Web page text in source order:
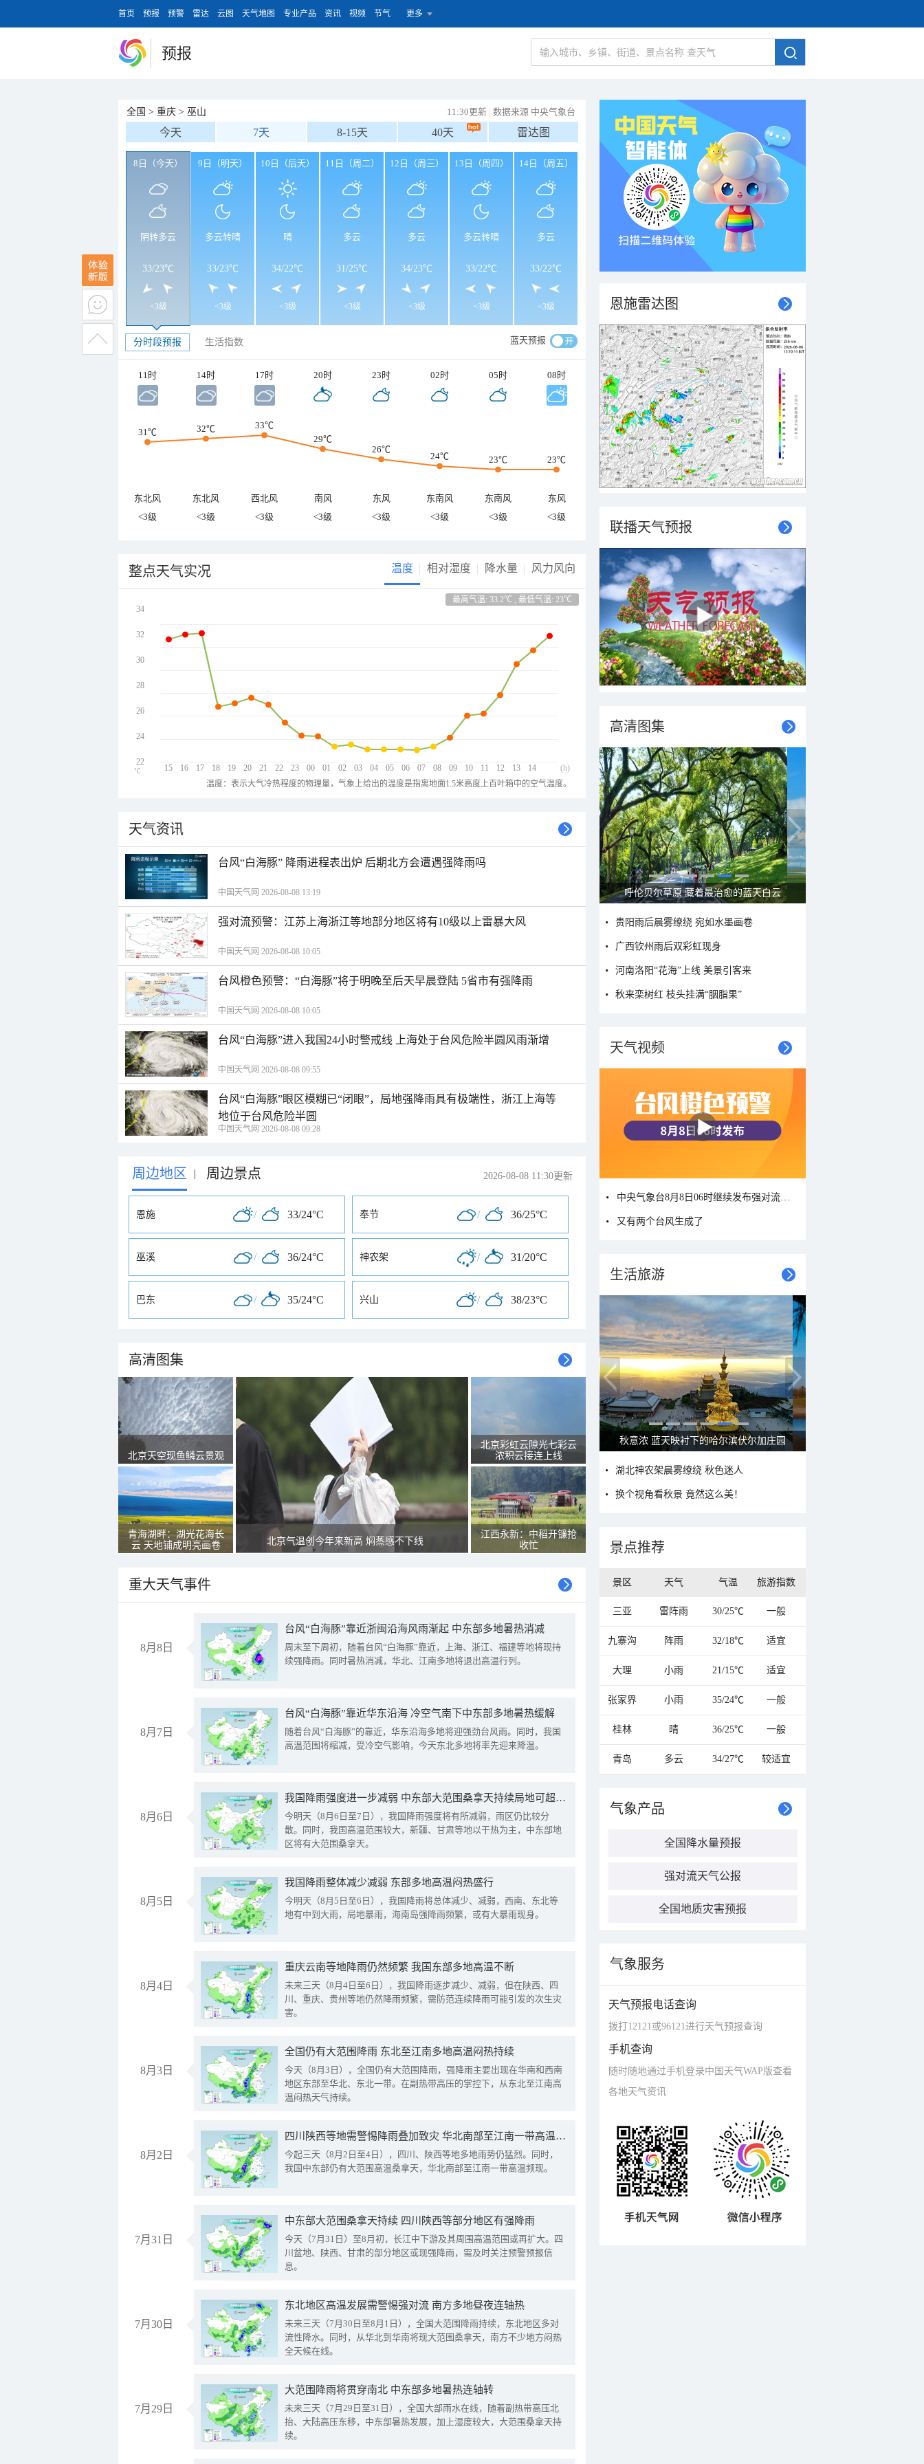
首页 预报 预警 雷达 云图 天气地图 专业产品 资讯 视频 节气 更多
预报
全国 > 重庆 > 巫山 11:30更新 | 数据来源 中央气象台
今天 7天 8-15天 40天 雷达图
8日（今天）
阴转多云
33/23℃
<3级
9日（明天）
多云转晴
33/23℃
<3级
10日（后天）
晴
34/22℃
<3级
11日（周二）
多云
31/25℃
<3级
12日（周三）
多云
34/23℃
<3级
13日（周四）
多云转晴
33/22℃
<3级
14日（周五）
多云
33/22℃
<3级
分时段预报 生活指数 蓝天预报
11时 14时 17时 20时 23时 02时 05时 08时
31℃ 32℃
33℃
29℃
26℃
24℃ 23℃ 23℃
东北风 东北风 西北风 南风 东风 东南风 东南风
东风
<3级
<3级 <3级 <3级 <3级 <3级 <3级 <3级
整点天气实况 温度 相对湿度 降水量 风力风向
最高气温: 33.2℃ , 最低气温: 23℃
15 16 17 18 19 20 21 22 23 00 01 02 03 04 05 06 07 08 09 10 11 12 13 14
34
32
30
28
26
24
22
(h)
℃
温度：表示大气冷热程度的物理量，气象上给出的温度是指离地面1.5米高度上百叶箱中的空气温度。
天气资讯
台风“白海豚” 降雨进程表出炉 后期北方会遭遇强降雨吗
中国天气网 2026-08-08 13:19
强对流预警：江苏上海浙江等地部分地区将有10级以上雷暴大风
中国天气网 2026-08-08 10:05
台风橙色预警：“白海豚”将于明晚至后天早晨登陆 5省市有强降雨
中国天气网 2026-08-08 10:05
台风“白海豚”进入我国24小时警戒线 上海处于台风危险半圆风雨渐增
中国天气网 2026-08-08 09:55
台风“白海豚”眼区模糊已“闭眼”，局地强降雨具有极端性，浙江上海等
地位于台风危险半圆
中国天气网 2026-08-08 09:28
周边地区 | 周边景点 2026-08-08 11:30更新
恩施 / 33/24°C 奉节 / 36/25°C
巫溪 / 36/24°C 神农架 / 31/20°C
巴东 / 35/24°C 兴山 / 38/23°C
高清图集
北京天空现鱼鳞云景观
青海湖畔：湖光花海长
云 天地铺成明亮画卷
北京气温创今年来新高 焖蒸感不下线
北京彩虹云隙光七彩云
浓积云接连上线
江西永新：中稻开镰抢
收忙
重大天气事件
8月8日
台风“白海豚”靠近浙闽沿海风雨渐起 中东部多地暑热消减
周末至下周初，随着台风“白海豚”靠近，上海、浙江、福建等地将现持
续强降雨。同时暑热消减，华北、江南多地将退出高温行列。
8月7日
台风“白海豚”靠近华东沿海 冷空气南下中东部多地暑热缓解
随着台风“白海豚”的靠近，华东沿海多地将迎强劲台风雨。同时，我国
高温范围将缩减，受冷空气影响，今天东北多地将率先迎来降温。
8月6日
我国降雨强度进一步减弱 中东部大范围桑拿天持续局地可超38℃
今明天（8月6日至7日），我国降雨强度将有所减弱，雨区仍比较分
散。同时，我国高温范围较大，新疆、甘肃等地以干热为主，中东部地
区将有大范围桑拿天。
8月5日
我国降雨整体减少减弱 东部多地高温闷热盛行
今明天（8月5日至6日），我国降雨将总体减少、减弱，西南、东北等
地有中到大雨，局地暴雨，海南岛强降雨频繁，或有大暴雨现身。
8月4日
重庆云南等地降雨仍然频繁 我国东部多地高温不断
未来三天（8月4日至6日），我国降雨逐步减少、减弱，但在陕西、四
川、重庆、贵州等地仍然降雨频繁，需防范连续降雨可能引发的次生灾
害。
8月3日
全国仍有大范围降雨 东北至江南多地高温闷热持续
今天（8月3日），全国仍有大范围降雨，强降雨主要出现在华南和西南
地区东部至华北、东北一带。在副热带高压的掌控下，从东北至江南高
温闷热天气持续。
8月2日
四川陕西等地需警惕降雨叠加致灾 华北南部至江南一带高温频现
今起三天（8月2日至4日），四川、陕西等地多地雨势仍猛烈。同时，
我国中东部仍有大范围高温桑拿天，华北南部至江南一带高温频现。
7月31日
中东部大范围桑拿天持续 四川陕西等部分地区有强降雨
今天（7月31日）至8月初，长江中下游及其周围高温范围或再扩大。四
川盆地、陕西、甘肃的部分地区或现强降雨，需及时关注预警预报信
息。
7月30日
东北地区高温发展需警惕强对流 南方多地昼夜连轴热
未来三天（7月30日至8月1日），全国大范围降雨持续，东北地区多对
流性降水。同时，从华北到华南将现大范围桑拿天，南方不少地方闷热
全天候在线。
7月29日
大范围降雨将贯穿南北 中东部多地暑热连轴转
未来三天（7月29日至31日），全国大部雨水在线，随着副热带高压北
抬、大陆高压东移，中东部暑热发展，加上湿度较大，大范围桑拿天持
续。
恩施雷达图
联播天气预报
高清图集
呼伦贝尔草原 藏着最治愈的蓝天白云
贵阳雨后晨雾缭绕 宛如水墨画卷
广西钦州雨后双彩虹现身
河南洛阳“花海”上线 美景引客来
秋来栾树红 枝头挂满“胭脂果”
天气视频
又有两个台风生成了
生活旅游
秋意浓 蓝天映衬下的哈尔滨伏尔加庄园
湖北神农架晨雾缭绕 秋色迷人
换个视角看秋景 竟然这么美！
景点推荐
景区 天气 气温 旅游指数
三亚 雷阵雨 30/25℃ 一般
九寨沟 阵雨 32/18℃ 适宜
大理 小雨 21/15℃ 适宜
张家界 小雨 35/24℃ 一般
桂林 晴 36/25℃ 一般
青岛 多云 34/27℃ 较适宜
气象产品
全国降水量预报
强对流天气公报
全国地质灾害预报
气象服务
天气预报电话查询
拨打12121或96121进行天气预报查询
手机查询
随时随地通过手机登录中国天气WAP版查看
各地天气资讯